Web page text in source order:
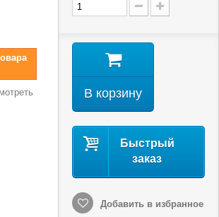
В корзину
Быстрый
заказ
Добавить в избранное